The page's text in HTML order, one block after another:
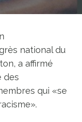
national du
a affirmé
des
qui «se